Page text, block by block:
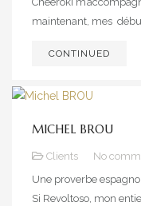
maintenant, mes
CONTINUED
MICHEL BROU
Clients
No
Une proverbe
Si Revoltoso, mon